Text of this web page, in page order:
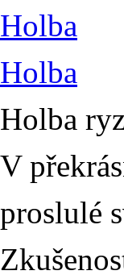
Holba
Holba
Holba
V
proslulé